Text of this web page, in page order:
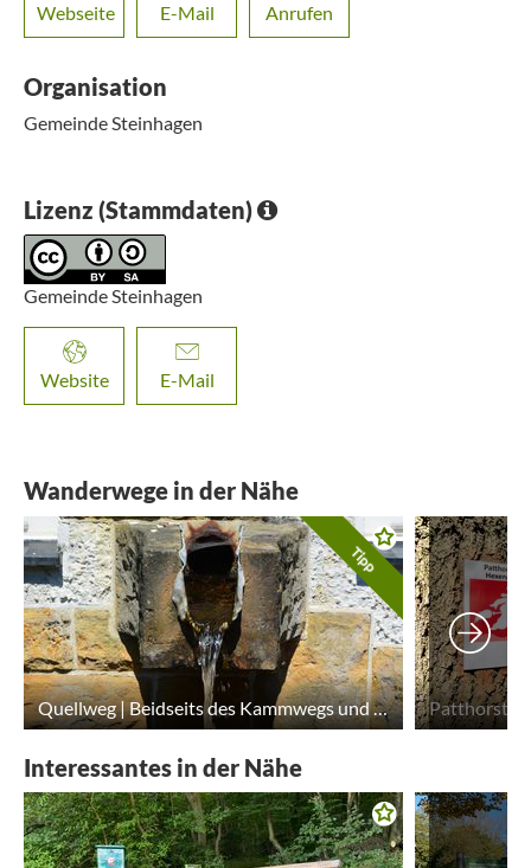
Webseite E-Mail Anrufen
Organisation
Gemeinde Steinhagen
Lizenz (Stammdaten)
Gemeinde Steinhagen
Website E-Mail
Wanderwege in der Nähe
Tipp
Quellweg | Beidseits des Kammwegs und durchs Quellental (Qualitätsweg)
Interessantes in der Nähe